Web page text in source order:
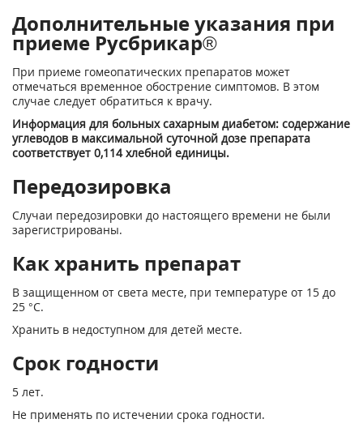
Дополнительные указания при
приеме Русбрикар®
При приеме гомеопатических препаратов может
отмечаться временное обострение симптомов. В этом
случае следует обратиться к врачу.
Информация для больных сахарным диабетом: содержание
углеводов в максимальной суточной дозе препарата
соответствует 0,114 хлебной единицы.
Передозировка
Случаи передозировки до настоящего времени не были
зарегистрированы.
Как хранить препарат
В защищенном от света месте, при температуре от 15 до
25 °С.
Хранить в недоступном для детей месте.
Срок годности
5 лет.
Не применять по истечении срока годности.